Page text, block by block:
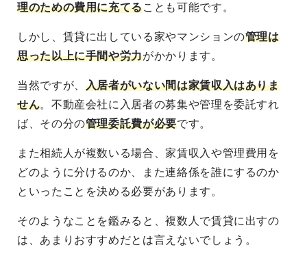
理のための費用に充てることも可能です。
しかし、賃貸に出している家やマンションの管理は
思った以上に手間や労力がかかります 。
当然ですが、 入居者がいない間は家賃収入はありま
せん。不動産会社に入居者の募集や管理を委託すれ
ば、その分の管理委託費が必要です。
また相続人が複数いる場合、家賃収入や管理費用を
どのように分けるのか、また連絡係を誰にするのか
といったことを決める必要があります。
そのようなことを鑑みると、複数人で賃貸に出すの
は、あまりおすすめだとは言えないでしょう。